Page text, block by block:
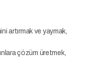
artırmak ve yaymak,
çözüm üretmek,